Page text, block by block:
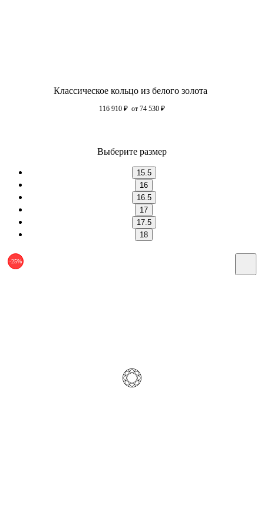
Классическое кольцо из белого золота
116 910 ₽ от 74 530 ₽
Выберите размер
15.5
16
16.5
17
17.5
18
-25%